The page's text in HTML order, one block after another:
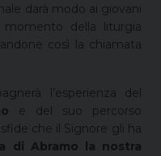
darà modo ai giovani
della liturgia
così la chiamata
l’esperienza del
e del suo percorso
che il Signore gli ha
di Abramo la nostra